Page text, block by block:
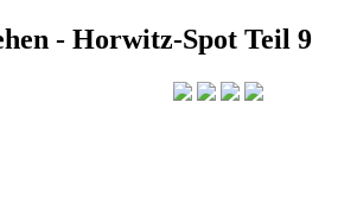
- Horwitz-Spot Teil 9